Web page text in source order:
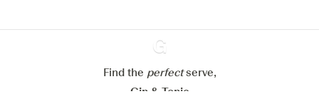
Ginventory
Find the perfectserve,
Gin & Tonic